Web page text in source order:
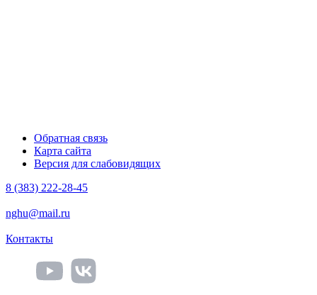
Обратная связь
Карта сайта
Версия для слабовидящих
8 (383) 222-28-45
nghu@mail.ru
Контакты